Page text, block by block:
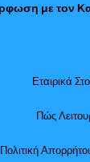
με τον
Εταιρικά
Πώς
Πολιτική